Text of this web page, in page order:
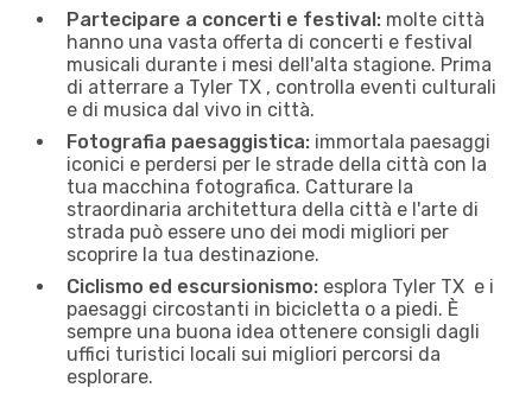
Partecipare a concerti e festival: molte città
hanno una vasta offerta di concerti e festival
musicali durante i mesi dell'alta stagione. Prima
di atterrare a Tyler TX , controlla eventi culturali
e di musica dal vivo in città.
Fotografia paesaggistica: immortala paesaggi
iconici e perdersi per le strade della città con la
tua macchina fotografica. Catturare la
straordinaria architettura della città e l'arte di
strada può essere uno dei modi migliori per
scoprire la tua destinazione.
Ciclismo ed escursionismo: esplora Tyler TX e i
paesaggi circostanti in bicicletta o a piedi. È
sempre una buona idea ottenere consigli dagli
uffici turistici locali sui migliori percorsi da
esplorare.